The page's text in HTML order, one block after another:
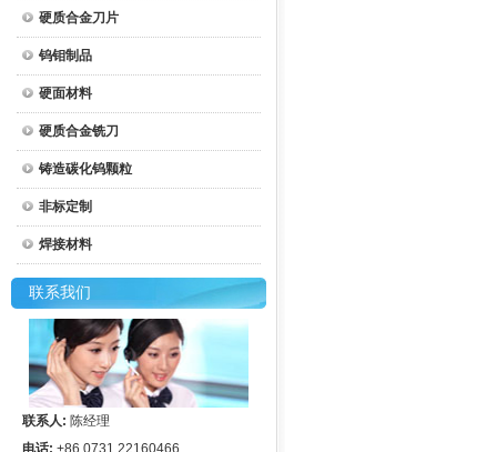
硬质合金刀片
钨钼制品
硬面材料
硬质合金铣刀
铸造碳化钨颗粒
非标定制
焊接材料
联系我们
联系人: 陈经理
电话: +86 0731 22160466